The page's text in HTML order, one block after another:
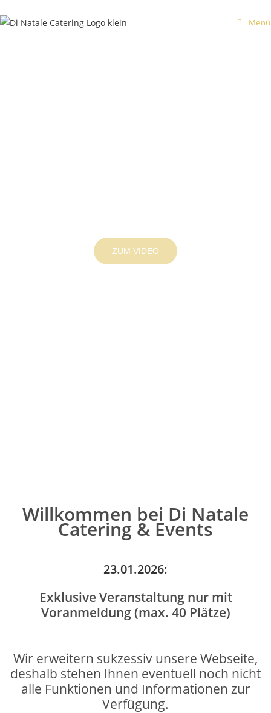
Menü
ZUM VIDEO
Willkommen bei Di Natale
Catering & Events
23.01.2026:
Exklusive Veranstaltung nur mit
Voranmeldung (max. 40 Plätze)
Wir erweitern sukzessiv unsere Webseite,
deshalb stehen Ihnen eventuell noch nicht
alle Funktionen und Informationen zur
Verfügung.